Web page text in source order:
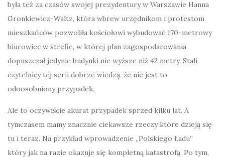
była też za czasów swojej prezydentury w Warszawie Hanna
Gronkiewicz-Waltz, która wbrew urzędnikom i protestom
mieszkańców pozwoliła kościołowi wybudować 170-metrowy
biurowiec w strefie, w której plan zagospodarowania
dopuszczał jedynie budynki nie wyższe niż 42 metry. Stali
czytelnicy tej serii dobrze wiedzą, że nie jest to
odoosobniony przypadek.
Ale to oczywiście akurat przypadek sprzed kilku lat. A
tymczasem mamy znacznie ciekawsze rzeczy które dzieją się
tu i teraz. Na przykład wprowadzenie „Polskiego Ładu”
który jak na razie okazuje się kompletną katastrofą. Po tym,